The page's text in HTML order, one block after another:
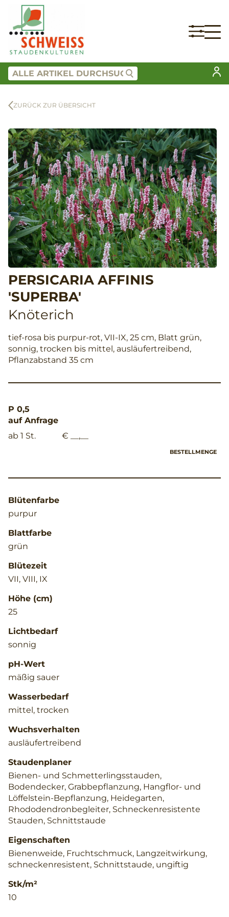
ZURÜCK ZUR ÜBERSICHT
PERSICARIA AFFINIS
'SUPERBA'
Knöterich
tief-rosa bis purpur-rot, VII-IX, 25 cm, Blatt grün,
sonnig, trocken bis mittel, ausläufertreibend,
Pflanzabstand 35 cm
P 0,5
auf Anfrage
ab 1 St.
€ __,__
BESTELLMENGE
Blütenfarbe
purpur
Blattfarbe
grün
Blütezeit
VII, VIII, IX
Höhe (cm)
25
Lichtbedarf
sonnig
pH-Wert
mäßig sauer
Wasserbedarf
mittel, trocken
Wuchsverhalten
ausläufertreibend
Staudenplaner
Bienen- und Schmetterlingsstauden,
Bodendecker, Grabbepflanzung, Hangflor- und
Löffelstein-Bepflanzung, Heidegarten,
Rhododendronbegleiter, Schneckenresistente
Stauden, Schnittstaude
Eigenschaften
Bienenweide, Fruchtschmuck, Langzeitwirkung,
schneckenresistent, Schnittstaude, ungiftig
Stk/m²
10